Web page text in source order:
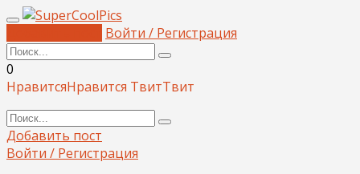
Войти / Регистрация
0
НравитсяНравится ТвитТвит
Добавить пост
Войти / Регистрация